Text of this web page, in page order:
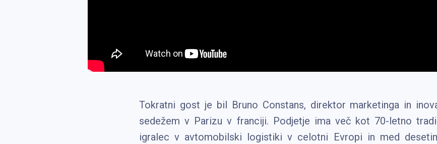
Tokratni gost je bil Bruno Constans, direktor marketinga in
sedežem v Parizu v franciji. Podjetje ima več kot 70-letno
igralec v avtomobilski logistiki v celotni Evropi in med